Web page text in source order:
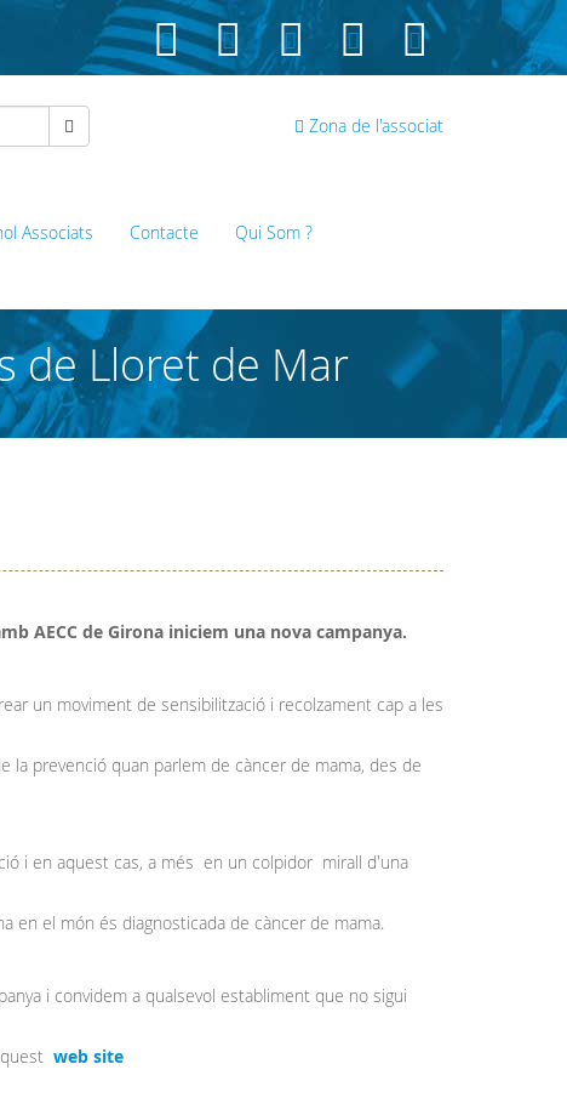
Zona de l'associat
Associats Contacte Qui Som ?
de Lloret de Mar
AECC de Girona iniciem una nova campanya.
un moviment de sensibilització i recolzament cap a les
prevenció quan parlem de càncer de mama, des de
i en aquest cas, a més en un colpidor mirall d'una
en el món és diagnosticada de càncer de mama.
i convidem a qualsevol establiment que no sigui
web site